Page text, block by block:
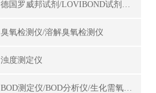
德国罗威邦试剂/LOVIBOND试剂/罗威邦试剂
臭氧检测仪/溶解臭氧检测仪
浊度测定仪
BOD测定仪/BOD分析仪/生化需氧量测定仪